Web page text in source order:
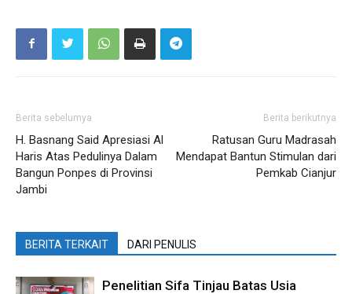
Berita sebelumya
H. Basnang Said Apresiasi Al
Haris Atas Pedulinya Dalam
Bangun Ponpes di Provinsi
Jambi
Berita berikutnya
Ratusan Guru Madrasah
Mendapat Bantun Stimulan dari
Pemkab Cianjur
BERITA TERKAIT DARI PENULIS
Penelitian Sifa Tinjau Batas Usia